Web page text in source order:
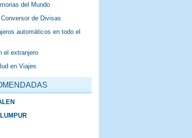
del Mundo
de Divisas
automáticos en todo el
el extranjero
en Viajes